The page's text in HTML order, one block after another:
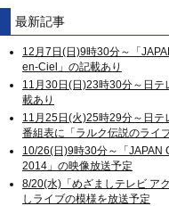
最新記事
12月7日(日)9時30分～「
en-Ciel」の記載あり
11月30日(日)23時30分～日
載あり
11月25日(火)25時29分～日テ
番組表に「ラルク伝説のライ
10/26(日)9時30分～「JAPAN
2014」の映像放送予定
8/20(水)「めざましテレビ ア
しライブの模様を放送予定